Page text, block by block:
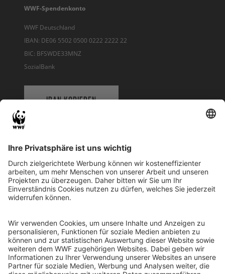
WWF-Spendenkonto
WWF Deutschland
IBAN: DE06 5502 0500 0222 2222 22
BIC: BFSWDE33MNZ
SozialBank
IBAN KOPIEREN
WWF Deutschland
Reinhardtstr. 18
10117 Berlin
Ihre Spende kann steuerlich geltend gemacht werden
Registriert als Stiftung WWF Deutschland, Senatsverwaltung für
Justiz Berlin, Az: 3416/976/2